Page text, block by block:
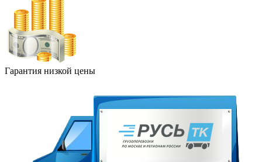
Гарантия низкой цены